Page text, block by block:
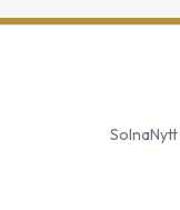
SolnaNytt